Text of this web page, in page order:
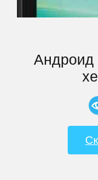
Андроид
TeXet